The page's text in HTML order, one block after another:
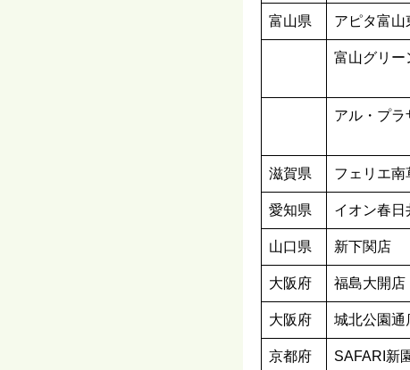
富山県 アピタ富山
富山グリー
アル・プラ
滋賀県 フェリエ南
愛知県 イオン春日
山口県 新下関店
大阪府 福島大開店
大阪府 城北公園通
京都府 SAFARI新